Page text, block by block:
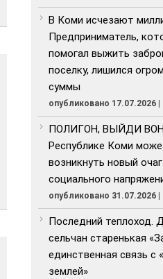
В Коми исчезают
Предприниматель,
помогал выжить
поселку, лишился
суммы
опубликовано 17.07.2026 |
ПОЛИГОН, ВЫЙДИ
Республике Коми
возникнуть новый очаг
социального
опубликовано 31.07.2026 |
Последний теплоход.
сельчан старенькая
единственная связь с
землей»